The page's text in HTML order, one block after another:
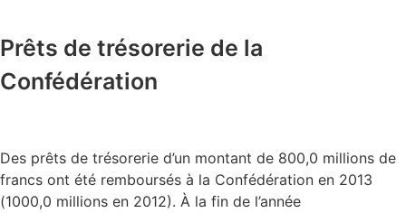
Prêts de trésorerie de la
Confédération
Des prêts de trésorerie d’un montant de 800,0 millions de
francs ont été remboursés à la Confédération en 2013
(1000,0 millions en 2012). À la fin de l’année